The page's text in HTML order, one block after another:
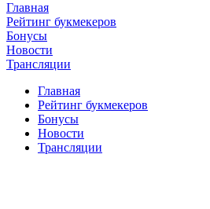
Главная
Рейтинг букмекеров
Бонусы
Новости
Трансляции
Главная
Рейтинг букмекеров
Бонусы
Новости
Трансляции